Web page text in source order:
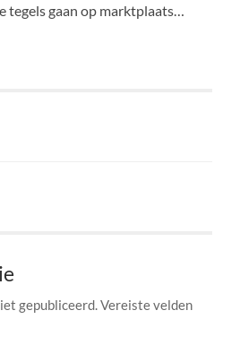
gaan op marktplaats…
gepubliceerd.Vereiste velden